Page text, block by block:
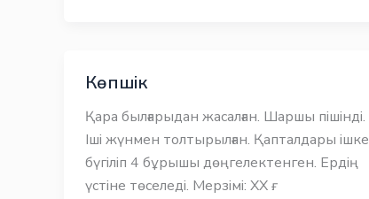
Көпшік
Қара былғарыдан жасалған. Шаршы пішінді.
Іші жүнмен толтырылған. Қапталдары ішке
бүгіліп 4 бұрышы дөңгелектенген. Ердің
үстіне төселеді. Мерзімі: ХХ ғ.